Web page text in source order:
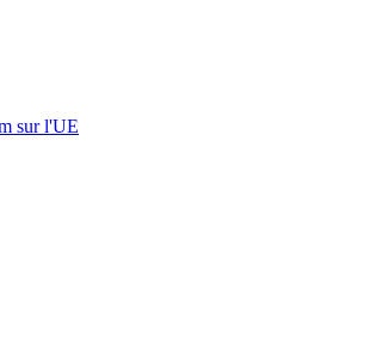
sur l'UE